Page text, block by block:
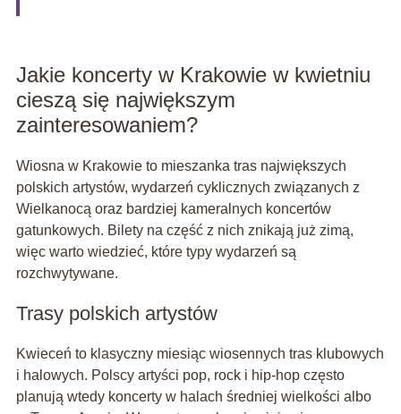
Jakie koncerty w Krakowie w kwietniu
cieszą się największym
zainteresowaniem?
Wiosna w Krakowie to mieszanka tras największych
polskich artystów, wydarzeń cyklicznych związanych z
Wielkanocą oraz bardziej kameralnych koncertów
gatunkowych. Bilety na część z nich znikają już zimą,
więc warto wiedzieć, które typy wydarzeń są
rozchwytywane.
Trasy polskich artystów
Kwieceń to klasyczny miesiąc wiosennych tras klubowych
i halowych. Polscy artyści pop, rock i hip-hop często
planują wtedy koncerty w halach średniej wielkości albo